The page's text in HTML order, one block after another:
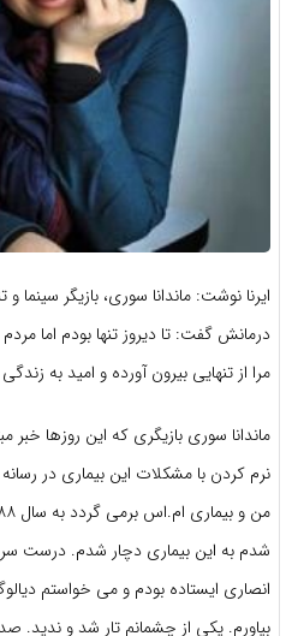
ایرنا نوشت: ماندانا سوری، بازیگر سینما
درمانش گفت: تا دیروز تنها بودم اما
مرا از تنهایی بیرون آورده و امید به
ماندانا سوری بازیگری که این روزها خبر
نرم کردن با مشکلات این بیماری در
شدم به این بیماری دچار شدم. درست
انصاری ایستاده بودم و می خواستم
بیاورم. یکی از چشمانم تار شد و ندید.